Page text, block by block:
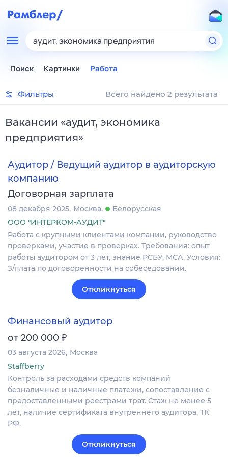
аудит, экономика предприятия
Поиск Картинки Работа
Фильтры Всего найдено 2 результата
Вакансии «аудит, экономика
предприятия»
Аудитор / Ведущий аудитор в аудиторскую
компанию
Договорная зарплата
08 декабря 2025 Москва
Белорусская
ООО "ИНТЕРКОМ-АУДИТ"
Работа с крупными клиентами компании, руководство
проверками, участие в проверках. Требования: опыт
работы аудитором от 3 лет, знание РСБУ, МСА. Условия:
З/плата по договоренности на собеседовании.
Откликнуться
Финансовый аудитор
от 200 000 ₽
03 августа 2026 Москва
Staffberry
Контроль за расходами средств компаний
безналичные и наличные платежи, сопоставление с
предоставленными реестрами трат. Стаж не менее 5
лет, наличие сертификата внутреннего аудитора. ТК
РФ.
Откликнуться